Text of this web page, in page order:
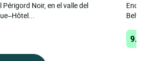
Noir, en el valle del